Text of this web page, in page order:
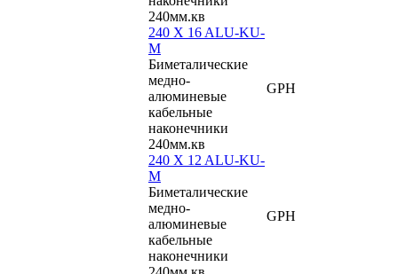
240мм.кв
240 X 16 ALU-KU-
M
Биметалические
медно-
алюминевые
кабельные
наконечники
240мм.кв
GPH
240 X 12 ALU-KU-
M
Биметалические
медно-
алюминевые
кабельные
наконечники
GPH